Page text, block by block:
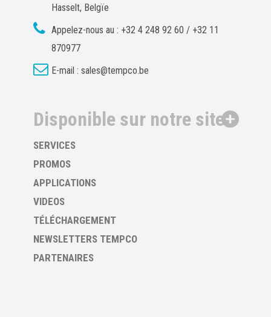
Hasselt, Belgïe
Appelez-nous au : +32 4 248 92 60 / +32 11
870977
E-mail : sales@tempco.be
Disponible sur notre site
SERVICES
PROMOS
APPLICATIONS
VIDEOS
TÉLÉCHARGEMENT
NEWSLETTERS TEMPCO
PARTENAIRES